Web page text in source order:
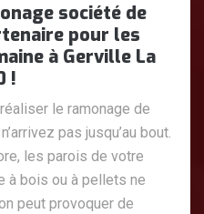
société de
pour les
à Gerville La
!
le ramonage de
pas jusqu’au bout.
les parois de votre
à bois ou à pellets ne
peut provoquer de